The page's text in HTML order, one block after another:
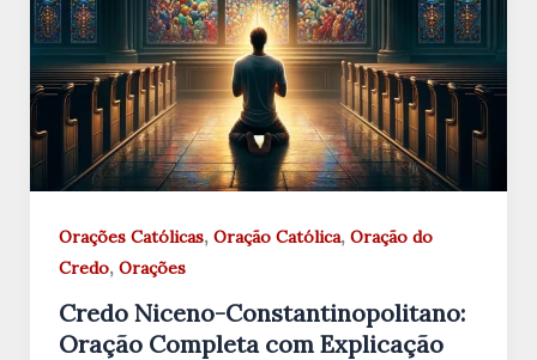
Orações Católicas, Oração Católica, Oração do
Credo, Orações
Credo Niceno-Constantinopolitano:
Oração Completa com Explicação